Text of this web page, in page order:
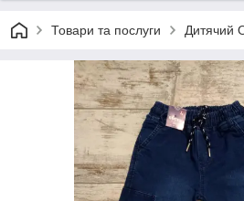
Товари та послуги Дитячий